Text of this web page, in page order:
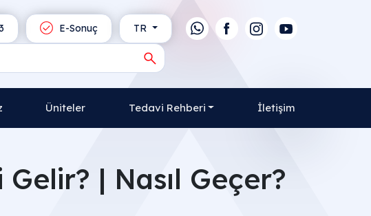
TR
E-Sonuç
Üniteler Tedavi Rehberi İletişim
Gelir? | Nasıl Geçer?